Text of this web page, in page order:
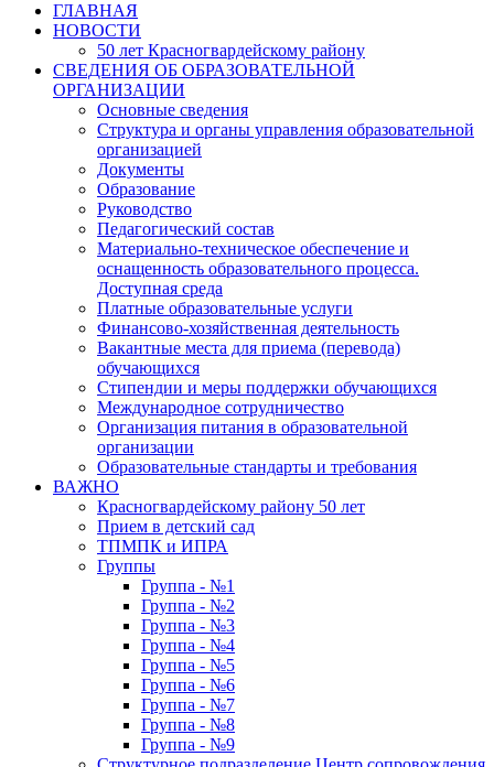
ГЛАВНАЯ
НОВОСТИ
50 лет Красногвардейскому району
СВЕДЕНИЯ ОБ ОБРАЗОВАТЕЛЬНОЙ
ОРГАНИЗАЦИИ
Основные сведения
Структура и органы управления образовательной
организацией
Документы
Образование
Руководство
Педагогический состав
Материально-техническое обеспечение и
оснащенность образовательного процесса.
Доступная среда
Платные образовательные услуги
Финансово-хозяйственная деятельность
Вакантные места для приема (перевода)
обучающихся
Стипендии и меры поддержки обучающихся
Международное сотрудничество
Организация питания в образовательной
организации
Образовательные стандарты и требования
ВАЖНО
Красногвардейскому району 50 лет
Прием в детский сад
ТПМПК и ИПРА
Группы
Группа - №1
Группа - №2
Группа - №3
Группа - №4
Группа - №5
Группа - №6
Группа - №7
Группа - №8
Группа - №9